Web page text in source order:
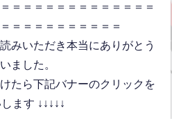
＝＝＝＝＝＝＝＝＝＝＝＝＝
＝＝＝＝＝＝＝＝＝＝
みいただき本当にありがとう
ました。
たら下記バナーのクリックを
ます ↓↓↓↓↓